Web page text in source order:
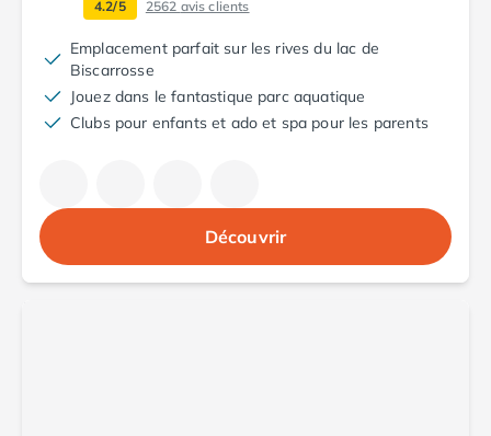
Camping Argelès-sur-Mer
Camping Canet-en-Roussillon
Camping Collioure
Camping Le Barcarès
Camping Perpignan
Camping Corrèze
Camping Lorraine
Camping Vosges
Camping Midi-Pyrénées
4.2/5 2562 avis clients
Emplacement parfait sur les rives du lac de
Biscarrosse
Jouez dans le fantastique parc aquatique
Clubs pour enfants et ado et spa pour les parents
Découvrir